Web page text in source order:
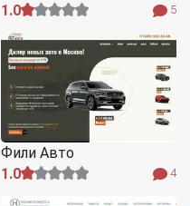
1.0
5
Фили Авто
1.0
4